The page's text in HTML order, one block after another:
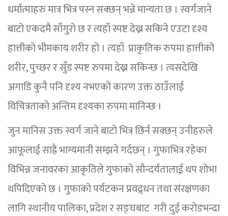
धर्मात्माहरु मात्र भित्र पस्न सक्छन् भन्ने मान्यता छ । स्वर्गजाने
बाटो एकदमै साँगुरो छ र त्यहाँ स्पष्ट देख्न सकिने एउटा दृश्य
हात्तीको भीमकाय शरीर हो । त्यहाँ प्राकृतिक रुपमा हात्तीको
शरीर, पुच्छर र सुँड स्पष्ट रुपमा देख्न सकिन्छ । त्यसदेखि
अगाडि कुनै पनि दृश्य नभएको कारण उक्त ठाउँलाई
विचित्रताको अन्तिम दृश्यका रुपमा मानिन्छ ।
जुन मानिस उक्त स्वर्ग जाने बाटो भित्र छिर्न सक्छन् उनीहरुले
आफूलाई साह्रै भाग्यमानी सम्झने गर्दछन् । गुफाभित्र रहेका
विभिन्न जनावरका आकृतिले गुफाको सौन्दर्यतालाई थप शोभा
थपिदिएको छ । गुफाको पर्यटकन प्रवद्र्धन तथा संरक्षणका
लागि स्थानीय पालिका, प्रदेश र सङ्घबाट गरी दुई करोडभन्दा